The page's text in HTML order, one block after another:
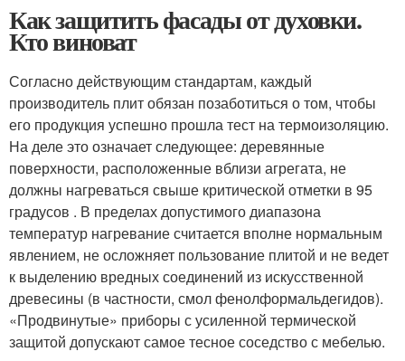
Как защитить фасады от духовки.
Кто виноват
Согласно действующим стандартам, каждый
производитель плит обязан позаботиться о том, чтобы
его продукция успешно прошла тест на термоизоляцию.
На деле это означает следующее: деревянные
поверхности, расположенные вблизи агрегата, не
должны нагреваться свыше критической отметки в 95
градусов . В пределах допустимого диапазона
температур нагревание считается вполне нормальным
явлением, не осложняет пользование плитой и не ведет
к выделению вредных соединений из искусственной
древесины (в частности, смол фенолформальдегидов).
«Продвинутые» приборы с усиленной термической
защитой допускают самое тесное соседство с мебелью.